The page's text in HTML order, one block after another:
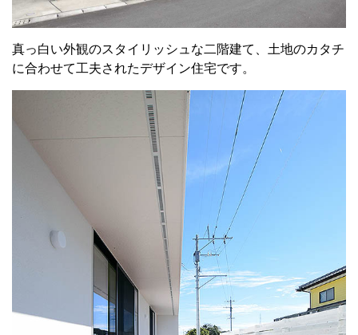
真っ白い外観のスタイリッシュな二階建て、土地のカタチ
に合わせて工夫されたデザイン住宅です。